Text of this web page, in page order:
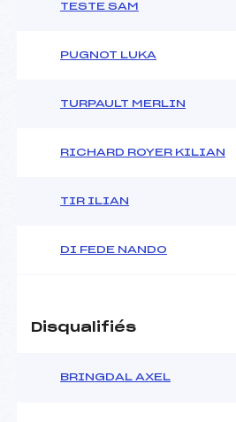
TESTE SAM
PUGNOT LUKA
TURPAULT MERLIN
RICHARD ROYER KILIAN
TIR ILIAN
DI FEDE NANDO
Disqualifiés
BRINGDAL AXEL